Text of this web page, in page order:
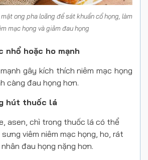
ong pha loãng để sát khuẩn cổ họng, làm
mạc họng và giảm đau họng
nhổ hoặc ho mạnh
gây kích thích niêm mạc họng
càng đau họng hơn.
hút thuốc lá
asen, chì trong thuốc lá có thể
viêm niêm mạc họng, ho, rát
đau họng nặng hơn.